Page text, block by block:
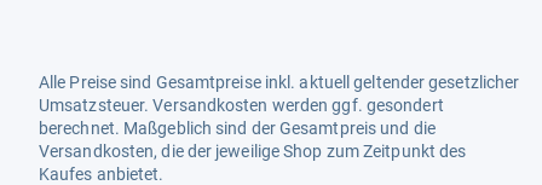
Alle Preise sind Gesamtpreise inkl. aktuell geltender gesetzlicher
Umsatzsteuer. Versandkosten werden ggf. gesondert
berechnet. Maßgeblich sind der Gesamtpreis und die
Versandkosten, die der jeweilige Shop zum Zeitpunkt des
Kaufes anbietet.